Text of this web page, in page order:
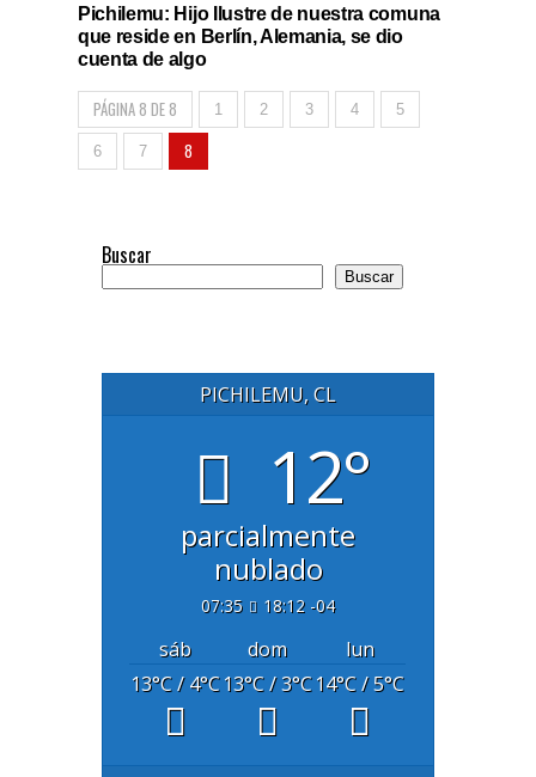
Pichilemu: Hijo Ilustre de nuestra comuna
que reside en Berlín, Alemania, se dio
cuenta de algo
PÁGINA 8 DE 8 1 2 3 4 5
6 7 8
Buscar
Buscar
PICHILEMU, CL
12°
parcialmente
nublado
07:35 18:12 -04
sáb dom
lun
13°C/ 4°C13°C/ 3°C14°C/ 5°C